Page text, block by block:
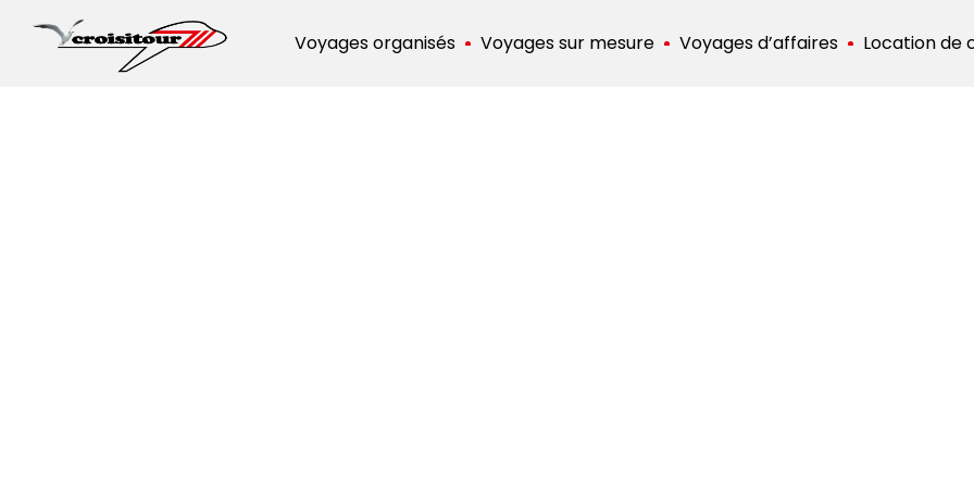
Voyages organisés Voyages sur mesure Voyages d’affaires Location de